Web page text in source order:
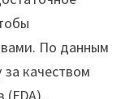
По данным
качеством